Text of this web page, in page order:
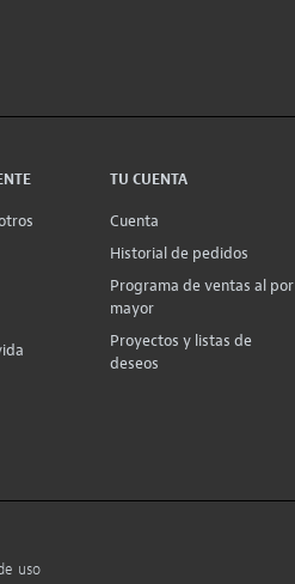
TU CUENTA
Cuenta
Historial de pedidos
Programa de ventas al por
mayor
Proyectos y listas de
deseos
uso